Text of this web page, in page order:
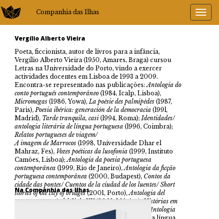
Companhia das Ilhas
Vergílio Alberto Vieira
Poeta, ficcionista, autor de livros para a infância,
Vergílio Alberto Vieira (1950, Amares, Braga) cursou
Letras na Universidade do Porto, vindo a exercer
actividades docentes em Lisboa de 1993 a 2009.
Encontra-se representado nas publicações:Antologia do
conto português contemporâneo (1984, Icalp, Lisboa),
Micromegas (1986, Yowa),La poèsie des palmipèdes (1987,
Paris),Poesia ibérica: generación de la democracia (l99l,
Madrid), Tarde tranquila, casi (l994, Roma);Identidades/
antologia literária de língua portuguesa (l996, Coimbra);
Relatos portugueses de viagem/
A imagem de Marrocos (1998, Universidade Dhar el
Mahraz, Fes), Vozes poéticas da lusofonia (1999, Instituto
Camões, Lisboa);Antologia da poesia portuguesa
contemporânea (1999, Rio de Janeiro),Antologia da ficção
portuguesa contemporânea (2000, Budapest), Contos da
cidade das pontes/ Cuentos de la ciudad de los luentes/ Short
stories of the city of bridges(2001, Porto),Antologia del
cuento portugués del Siglo XX(2001, México);Histórias em
(2007, Porto), Hotel ver mar/ Antologia
Na Companhia das Ilhas